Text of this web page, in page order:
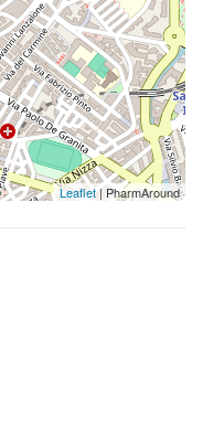
Leaflet| PharmAround